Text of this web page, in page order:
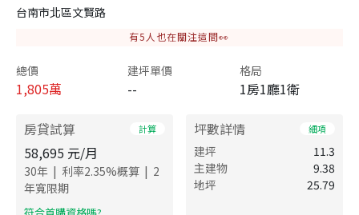
台南市北區文賢路
有5 人也在關注這間👀
總價
1,805萬
建坪單價
--
格局
1房1廳1衛
房貸試算 計算
58,695 元/月
30年 | 利率2.35%概算 | 2
年寬限期
坪數詳情 細項
建坪
11.3
主建物
9.38
地坪
25.79